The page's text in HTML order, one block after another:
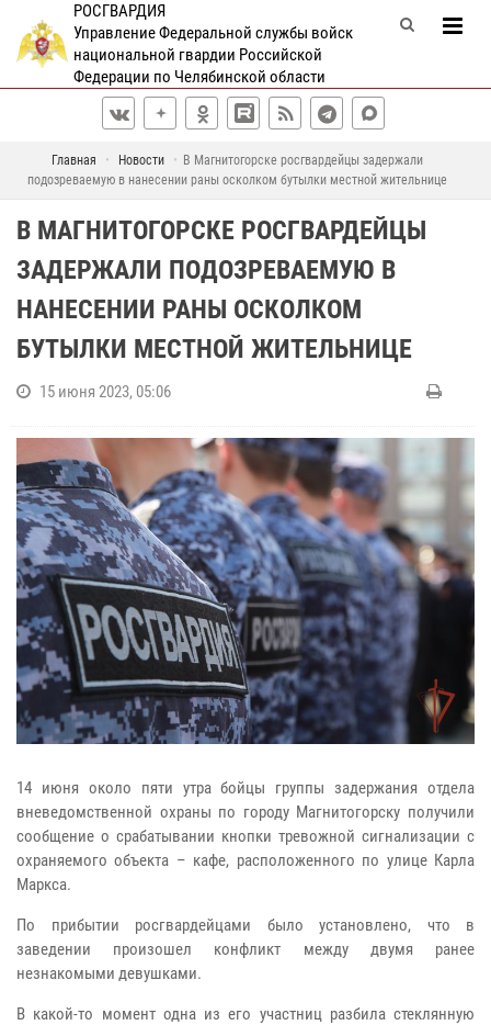
РОСГВАРДИЯ
Управление Федеральной службы войск
национальной гвардии Российской
Федерации по Челябинской области
Главная Новости
В Магнитогорске росгвардейцы задержали
подозреваемую в нанесении раны осколком бутылки местной жительнице
В МАГНИТОГОРСКЕ РОСГВАРДЕЙЦЫ
ЗАДЕРЖАЛИ ПОДОЗРЕВАЕМУЮ В
НАНЕСЕНИИ РАНЫ ОСКОЛКОМ
БУТЫЛКИ МЕСТНОЙ ЖИТЕЛЬНИЦЕ
15 июня 2023, 05:06
14 июня около пяти утра бойцы группы задержания отдела
вневедомственной охраны по городу Магнитогорску получили
сообщение о срабатывании кнопки тревожной сигнализации с
охраняемого объекта – кафе, расположенного по улице Карла
Маркса.
По прибытии росгвардейцами было установлено, что в
заведении произошел конфликт между двумя ранее
незнакомыми девушками.
В какой-то момент одна из его участниц разбила стеклянную